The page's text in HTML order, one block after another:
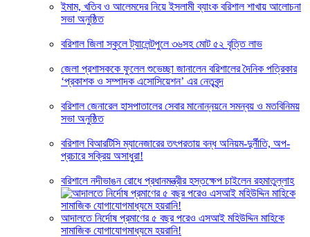
ইমাম, খতিব ও আলেমদের নিয়ে ইসলামী ব্যাংক বরিশাল শাখায় আলোচনা
সভা অনুষ্ঠিত
বরিশাল জিলা স্কুলে ট্যালেন্টপুলে ৩৬সহ মোট ৫২ বৃত্তি লাভ
জেলা প্রশাসককে ফুলেল শুভেচ্ছা জানালেন বরিশালের দৈনিক পত্রিকার
‘প্রকাশক ও সম্পাদক এসোসিয়েশন’ এর নেতৃবৃন্দ
বরিশাল জেনারেল হাসপাতালের সেবার মানোন্নয়নে সমন্বয় ও মতবিনিময়
সভা অনুষ্ঠিত
বরিশাল বিআরটিসি ম্যানেজারের তৎপরতায় বন্ধ অনিয়ম-দুর্নীতি, অপ-
প্রচারে সক্রিয় অসাধুরা!
বরিশালে নদীভাঙন রোধে প্রধানমন্ত্রীর হস্তক্ষেপ চাইলেন রহমাতুল্লাহ
আদালতে নির্দোষ প্রমাণের ৫ বছর পরেও এসআই মহিউদ্দিন মাহিকে
সামাজিক যোগাযোগমাধ্যমে হয়রানি!